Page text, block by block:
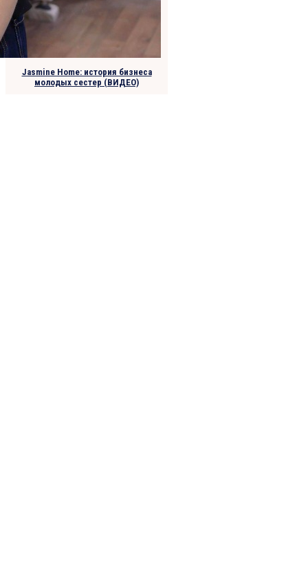
Jasmine Home: история бизнеса
молодых сестер (ВИДЕО)